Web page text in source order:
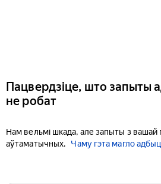
Пацвердзіце, што запыты
не робат
Нам вельмі шкада, але запыты з
аўтаматычных.
Чаму гэта магло